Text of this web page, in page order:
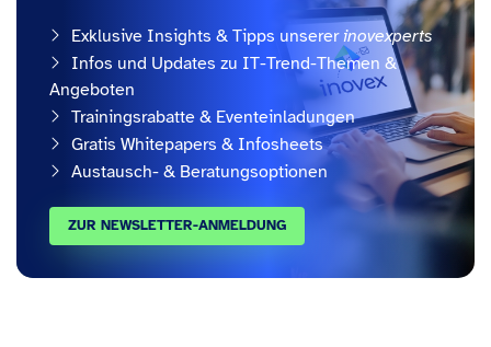
Exklusive Insights & Tipps unserer inovexperts
Infos und Updates zu IT-Trend-Themen &
Angeboten
Trainingsrabatte & Eventeinladungen
Gratis Whitepapers & Infosheets
Austausch- & Beratungsoptionen
ZUR NEWSLETTER-ANMELDUNG